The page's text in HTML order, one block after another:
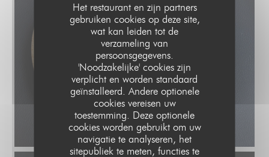
Het restaurant en zijn partners
gebruiken cookies op deze site,
wat kan leiden tot de
verzameling van
persoonsgegevens.
'Noodzakelijke' cookies zijn
verplicht en worden standaard
geïnstalleerd. Andere optionele
cookies vereisen uw
toestemming. Deze optionele
cookies worden gebruikt om uw
navigatie te analyseren, het
sitepubliek te meten, functies te
© Quentin Giroud